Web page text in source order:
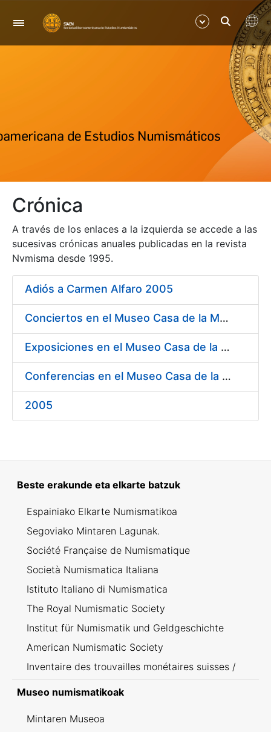
Nabigazioa
Erakutsi/Ezkutatu
Erakutsi/Ezkutatu
Crónica
A través de los enlaces a la izquierda se accede a las
sucesivas crónicas anuales publicadas en la revista
Nvmisma desde 1995.
Adiós a Carmen Alfaro 2005
Conciertos en el Museo Casa de la Moneda 2005
Exposiciones en el Museo Casa de la Moneda 2005
Conferencias en el Museo Casa de la Moneda 2005
2005
Beste erakunde eta elkarte batzuk
Espainiako Elkarte Numismatikoa
Segoviako Mintaren Lagunak.
Société Française de Numismatique
Società Numismatica Italiana
Istituto Italiano di Numismatica
The Royal Numismatic Society
Institut für Numismatik und Geldgeschichte
American Numismatic Society
Inventaire des trouvailles monétaires suisses /
Museo numismatikoak
Mintaren Museoa